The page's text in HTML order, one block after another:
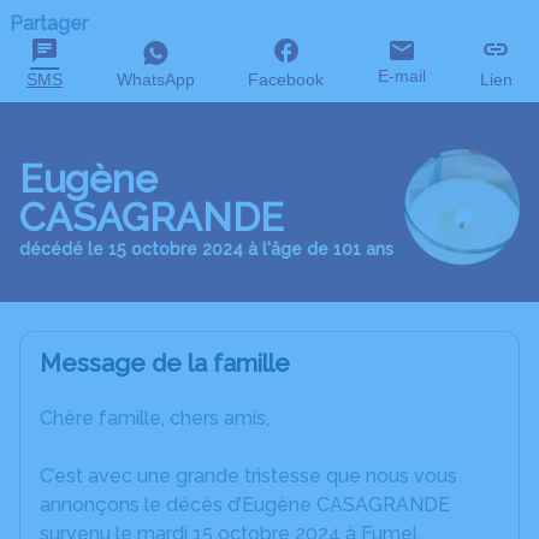
Partager
SMS WhatsApp Facebook E-mail Lien
Eugène
CASAGRANDE
décédé le 15 octobre 2024 à l'âge de 101 ans
Message de la famille
Chère famille, chers amis,
C’est avec une grande tristesse que nous vous
annonçons le décès d’Eugène CASAGRANDE
survenu le mardi 15 octobre 2024 à Fumel.